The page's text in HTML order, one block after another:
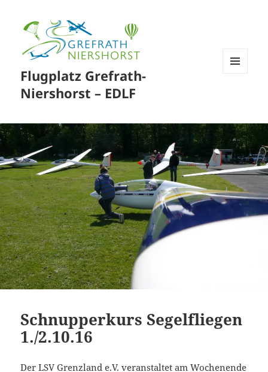
Flugplatz Grefrath-
Niershorst – EDLF
Schnupperkurs Segelfliegen
1./2.10.16
Der LSV Grenzland e.V. veranstaltet am Wochenende